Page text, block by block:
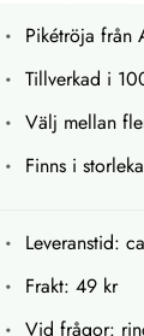
Pikétröja från
Tillverkad i
Välj mellan
Finns i
Leveranstid:
Frakt: 49 kr
Vid frågor: